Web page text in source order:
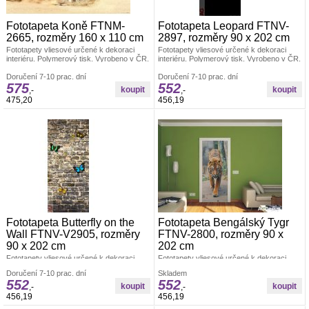
Fototapeta Koně FTNM-
2665, rozměry 160 x 110 cm
Fototapety vliesové určené k dekoraci
interiéru. Polymerový tisk. Vyrobeno v ČR.
lepení fototapety, jedno dílná. Lepidlo je
součástí balení. Lepidlem se natírá pouze
zeď. Fototapety zvířata
Doručení 7-10 prac. dní
575,-
475,20
Fototapeta Leopard FTNV-
2897, rozměry 90 x 202 cm
Fototapety vliesové určené k dekoraci
interiéru. Polymerový tisk. Vyrobeno v ČR.
lepení fototapety, jedno dílná. Lepidlo je
součástí balení. Lepidlem se natírá pouze
zeď. Fototapety skladem
Doručení 7-10 prac. dní
552,-
456,19
Fototapeta Butterfly on the
Wall FTNV-V2905, rozměry
90 x 202 cm
Fototapety vliesové určené k dekoraci
Rozměr: š.90 x v.202cm. Jednoduché
lepení fototapety, jedno dílná. Lepidlo je
součástí balení. Lepidlem se natírá pouze
zeď. Fototapety zvířata
Doručení 7-10 prac. dní
552,-
456,19
Fototapeta Bengálský Tygr
FTNV-2800, rozměry 90 x
202 cm
Fototapety vliesové určené k dekoraci
Rozměr: š.90 x v.202cm. Jednoduché
lepení fototapety, jedno dílná. Lepidlo je
součástí balení. Lepidlem se natírá pouze
zeď. Fototapety vliesové
Skladem
552,-
456,19